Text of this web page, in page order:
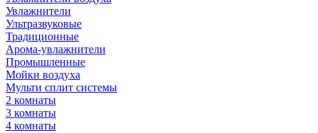
Увлажнители
Ультразвуковые
Традиционные
Арома-увлажнители
Промышленные
Мойки воздуха
Мульти сплит системы
2 комнаты
3 комнаты
4 комнаты